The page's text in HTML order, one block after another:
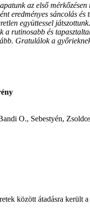
az első
eredményes sáncolás
együttessel
rutinosabb és
Gratulálok a
O., Sebestyén,
között átadásra